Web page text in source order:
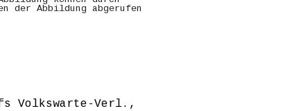
der Abbildung abgerufen
Volkswarte-Verl.,